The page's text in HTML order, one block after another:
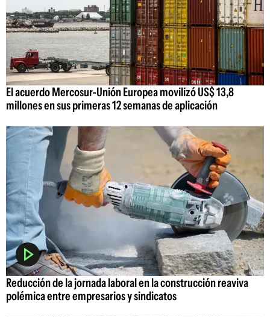
El acuerdo Mercosur-Unión Europea movilizó US$ 13,8
millones en sus primeras 12 semanas de aplicación
Reducción de la jornada laboral en la construcción reaviva
polémica entre empresarios y sindicatos